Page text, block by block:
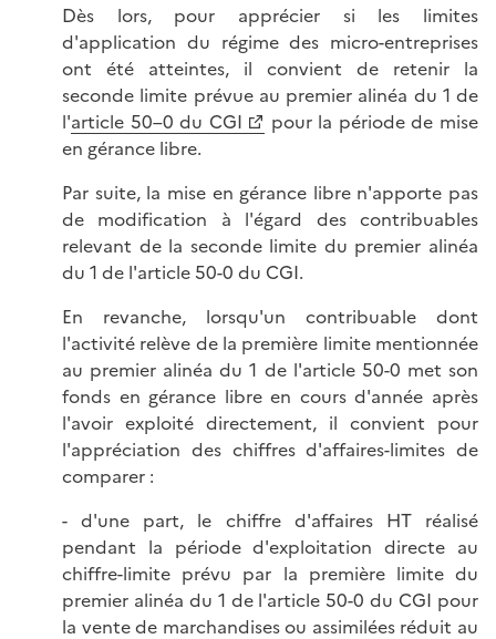
Dès lors, pour apprécier si les limites
d'application du régime des micro-entreprises
ont été atteintes, il convient de retenir la
seconde limite prévue au premier alinéa du 1 de
l'article 50–0 du CGI
pour la période de mise
en gérance libre.
Par suite, la mise en gérance libre n'apporte pas
de modification à l'égard des contribuables
relevant de la seconde limite du premier alinéa
du 1 de l'article 50-0 du CGI.
En revanche, lorsqu'un contribuable dont
l'activité relève de la première limite mentionnée
au premier alinéa du 1 de l'article 50-0 met son
fonds en gérance libre en cours d'année après
l'avoir exploité directement, il convient pour
l'appréciation des chiffres d'affaires-limites de
comparer :
- d'une part, le chiffre d'affaires HT réalisé
pendant la période d'exploitation directe au
chiffre-limite prévu par la première limite du
premier alinéa du 1 de l'article 50-0 du CGI pour
la vente de marchandises ou assimilées réduit au